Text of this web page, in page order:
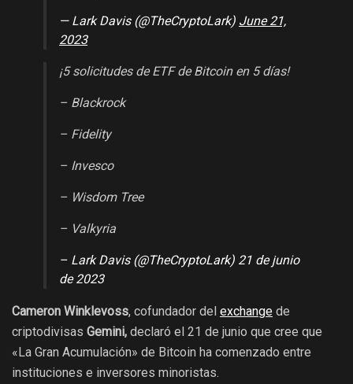
— Lark Davis (@TheCryptoLark)June 21,
2023
¡5 solicitudes de ETF de Bitcoin en 5 días!
– Blackrock
– Fidelity
– Invesco
– Wisdom Tree
– Valkyria
– Lark Davis (@TheCryptoLark) 21 de junio
de 2023
Cameron Winklevoss, cofundador del exchange de
criptodivisas Gemini, declaró el 21 de junio que cree que
«La Gran Acumulación» de Bitcoin ha comenzado entre
instituciones e inversores minoristas.